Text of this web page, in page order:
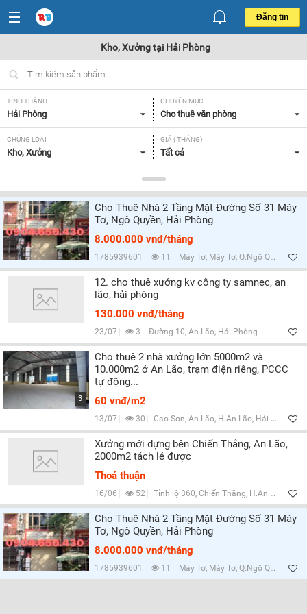
Đăng tin
Kho, Xưởng tại Hải Phòng
TỈNH THÀNH
Hải Phòng
CHUYÊN MỤC
Cho thuê văn phòng
CHỦNG LOẠI
Kho, Xưởng
GIÁ ( THÁNG)
Tất cả
Tất cả
TIỆN ÍCH VÀ TRANG THIẾT BỊ
Tất cả
Cho Thuê Nhà 2 Tầng Mặt Đường Số 31 Máy
Tơ, Ngô Quyền, Hải Phòng
8.000.000 vnđ/tháng
1785939601 11 Máy Tơ, Máy Tơ, Q.Ngô Quyền, Hải Phòng
12. cho thuê xưởng kv công ty samnec, an
lão, hải phòng
130.000 vnđ/tháng
23/07 3 Đường 10, An Lão, Hải Phòng
3
Cho thuê 2 nhà xưởng lớn 5000m2 và
10.000m2 ở An Lão, trạm điện riêng, PCCC
tự động...
60 vnđ/m2
13/07 30 Cao Sơn, An Lão, H.An Lão, Hải Phòng
Xưởng mới dựng bên Chiến Thắng, An Lão,
2000m2 tách lẻ được
Thoả thuận
16/06 52 Tỉnh lộ 360, Chiến Thắng, H.An Lão, Hải Phòng
Cho Thuê Nhà 2 Tầng Mặt Đường Số 31 Máy
Tơ, Ngô Quyền, Hải Phòng
8.000.000 vnđ/tháng
1785939601 11 Máy Tơ, Máy Tơ, Q.Ngô Quyền, Hải Phòng